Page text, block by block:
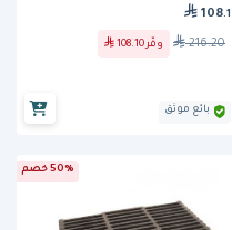
108.1
216.20 وفّر 108.10
بائع موثق
50% خصم